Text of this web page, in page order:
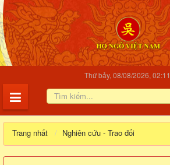
Thứ bảy, 08/08/2026, 02:11
Trang nhất Nghiên cứu - Trao đổi